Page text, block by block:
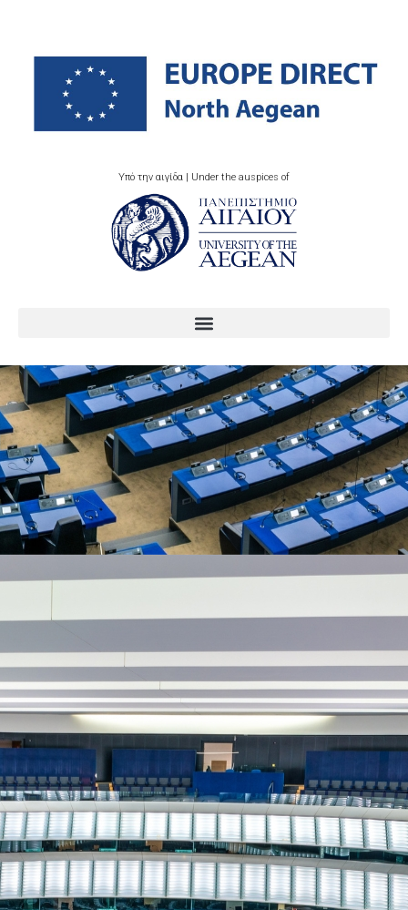
Υπό την αιγίδα | Under the auspices of